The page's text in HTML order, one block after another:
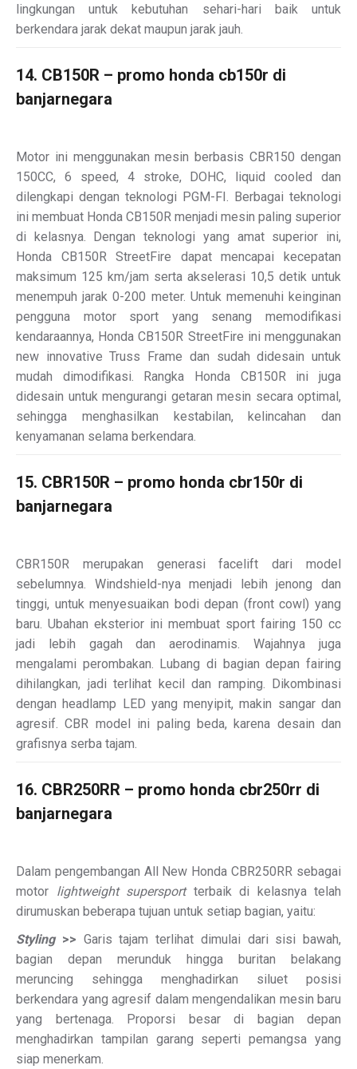
lingkungan untuk kebutuhan sehari-hari baik untuk
berkendara jarak dekat maupun jarak jauh.
14. CB150R – promo honda cb150r di
banjarnegara
Motor ini menggunakan mesin berbasis CBR150 dengan
150CC, 6 speed, 4 stroke, DOHC, liquid cooled dan
dilengkapi dengan teknologi PGM-FI. Berbagai teknologi
ini membuat Honda CB150R menjadi mesin paling superior
di kelasnya. Dengan teknologi yang amat superior ini,
Honda CB150R StreetFire dapat mencapai kecepatan
maksimum 125 km/jam serta akselerasi 10,5 detik untuk
menempuh jarak 0-200 meter. Untuk memenuhi keinginan
pengguna motor sport yang senang memodifikasi
kendaraannya, Honda CB150R StreetFire ini menggunakan
new innovative Truss Frame dan sudah didesain untuk
mudah dimodifikasi. Rangka Honda CB150R ini juga
didesain untuk mengurangi getaran mesin secara optimal,
sehingga menghasilkan kestabilan, kelincahan dan
kenyamanan selama berkendara.
15. CBR150R – promo honda cbr150r di
banjarnegara
CBR150R merupakan generasi facelift dari model
sebelumnya. Windshield-nya menjadi lebih jenong dan
tinggi, untuk menyesuaikan bodi depan (front cowl) yang
baru. Ubahan eksterior ini membuat sport fairing 150 cc
jadi lebih gagah dan aerodinamis. Wajahnya juga
mengalami perombakan. Lubang di bagian depan fairing
dihilangkan, jadi terlihat kecil dan ramping. Dikombinasi
dengan headlamp LED yang menyipit, makin sangar dan
agresif. CBR model ini paling beda, karena desain dan
grafisnya serba tajam.
16. CBR250RR – promo honda cbr250rr di
banjarnegara
Dalam pengembangan All New Honda CBR250RR sebagai
motor lightweight supersportterbaik di kelasnya telah
dirumuskan beberapa tujuan untuk setiap bagian, yaitu:
Styling>> Garis tajam terlihat dimulai dari sisi bawah,
bagian depan merunduk hingga buritan belakang
meruncing sehingga menghadirkan siluet posisi
berkendara yang agresif dalam mengendalikan mesin baru
yang bertenaga. Proporsi besar di bagian depan
menghadirkan tampilan garang seperti pemangsa yang
siap menerkam.